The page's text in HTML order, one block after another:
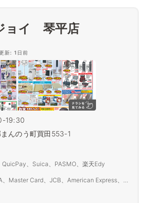
ョイ 琴平店
新: 1日前
19:30
んのう町買田553-1
QuicPay、Suica、PASMO、楽天Edy
、Master Card、JCB、American Express、